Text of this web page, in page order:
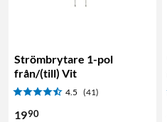
Strömbrytare 1-pol
från/(till) Vit
4.5 (41)
1990